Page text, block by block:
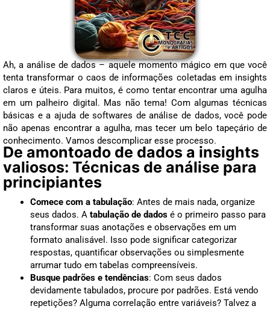
Ah, a análise de dados – aquele momento mágico em que você
tenta transformar o caos de informações coletadas em insights
claros e úteis. Para muitos, é como tentar encontrar uma agulha
em um palheiro digital. Mas não tema! Com algumas técnicas
básicas e a ajuda de softwares de análise de dados, você pode
não apenas encontrar a agulha, mas tecer um belo tapeçário de
conhecimento. Vamos descomplicar esse processo.
De amontoado de dados a insights
valiosos: Técnicas de análise para
principiantes
Comece com a tabulação: Antes de mais nada, organize
seus dados. A tabulação de dados é o primeiro passo para
transformar suas anotações e observações em um
formato analisável. Isso pode significar categorizar
respostas, quantificar observações ou simplesmente
arrumar tudo em tabelas compreensíveis.
Busque padrões e tendências: Com seus dados
devidamente tabulados, procure por padrões. Está vendo
repetições? Alguma correlação entre variáveis? Talvez a